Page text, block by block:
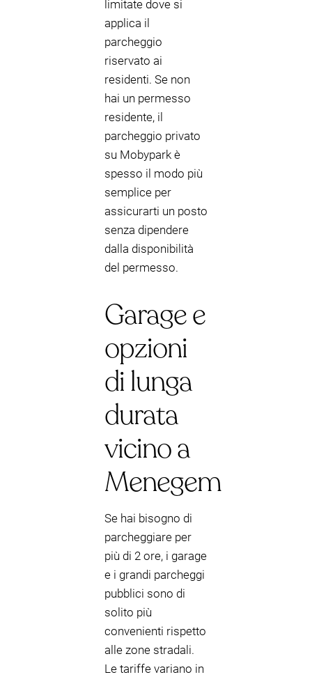
limitate dove si
applica il
parcheggio
riservato ai
residenti. Se non
hai un permesso
residente, il
parcheggio privato
su Mobypark è
spesso il modo più
semplice per
assicurarti un posto
senza dipendere
dalla disponibilità
del permesso.
Garage e
opzioni
di lunga
durata
vicino a
Menegem
Se hai bisogno di
parcheggiare per
più di 2 ore, i garage
e i grandi parcheggi
pubblici sono di
solito più
convenienti rispetto
alle zone stradali.
Le tariffe variano in